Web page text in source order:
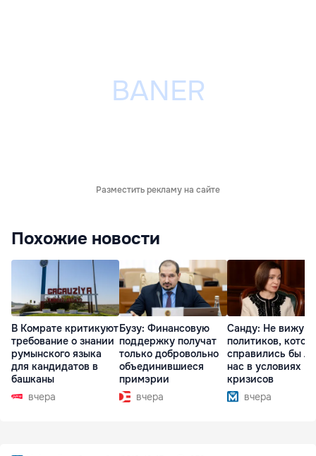
Разместить рекламу на сайте
Похожие новости
В Комрате критикуют
требование о знании
румынского языка
для кандидатов в
башканы
вчера
Бузу: Финансовую
поддержку получат
только добровольно
объединившиеся
примэрии
вчера
Санду: Не вижу
политиков,
справились бы
нас в условиях
кризисов
вчера